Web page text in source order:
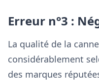
Erreur n°3 :
La qualité de la
considérablement
des marques